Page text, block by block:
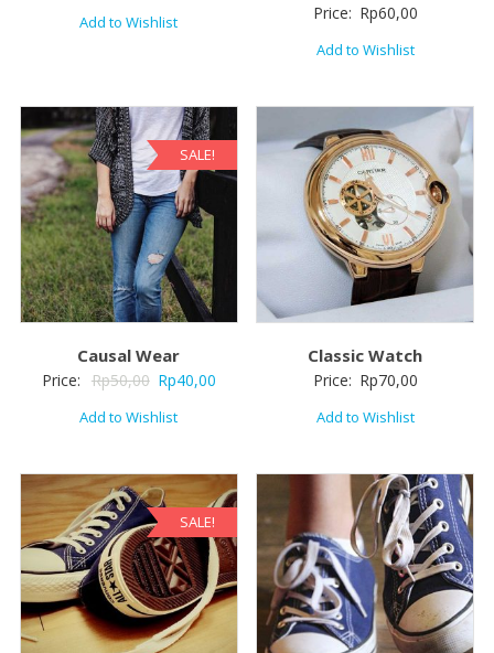
Add to Wishlist Price: Rp60,00
Add to Wishlist
SALE!
Causal Wear
Price: Rp50,00 Rp40,00
Add to Wishlist
Classic Watch
Price: Rp70,00
Add to Wishlist
SALE!